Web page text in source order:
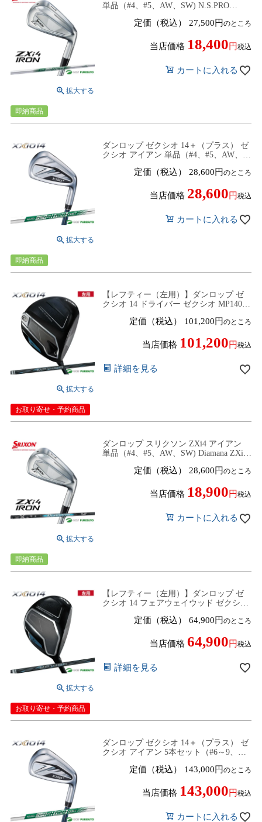
単品（#4、#5、AW、SW) N.S.PRO
クスアイフォー ゴルフクラブ DUNLOP
定価（税込） 27,500 のところ
当店価格 18,400 税込
カートに入れる
即納商品
ダンロップ ゼクシオ 14＋（プラス） ゼ
クシオ アイアン 単品（#4、#5、AW、
ャフト 2025年モデル[DUNLOP XXIO14
定価（税込） 28,600 のところ
当店価格 28,600 税込
カートに入れる
即納商品
【レフティー（左用）】ダンロップ ゼ
クシオ 14 ドライバー ゼクシオ MP1400
[DUNLOP XXIO14]【■D■】
定価（税込） 101,200 のところ
当店価格 101,200 税込
詳細を見る
お取り寄せ・予約商品
ダンロップ スリクソン ZXi4 アイアン
単品（#4、#5、AW、SW) Diamana ZXi
クスアイフォー ゴルフクラブ DUNLOP
定価（税込） 28,600 のところ
当店価格 18,900 税込
カートに入れる
即納商品
【レフティー（左用）】ダンロップ ゼ
クシオ 14 フェアウェイウッド ゼクシオ
[DUNLOP XXIO14]【■D■】
定価（税込） 64,900 のところ
当店価格 64,900 税込
詳細を見る
お取り寄せ・予約商品
ダンロップ ゼクシオ 14＋（プラス） ゼ
クシオ アイアン 5本セット（#6～9、
シャフト 2025年モデル[DUNLOP
定価（税込） 143,000 のところ
当店価格 143,000 税込
カートに入れる